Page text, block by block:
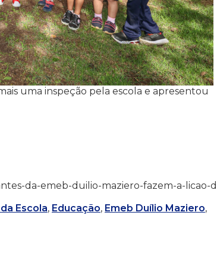
uma inspeção pela escola e apresentou
da-emeb-duilio-maziero-fazem-a-licao-
Escola, Educação, Emeb Duílio Maziero,